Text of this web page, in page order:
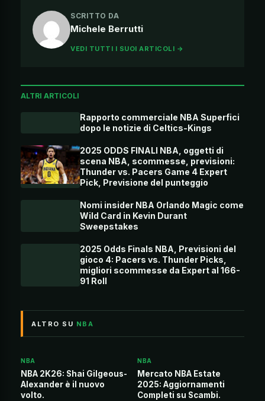
SCRITTO DA
Michele Berrutti
VEDI TUTTI I SUOI ARTICOLI →
ALTRI ARTICOLI
Rapporto commerciale NBA Superfici
dopo le notizie di Celtics-Kings
2025 ODDS FINALI NBA, oggetti di
scena NBA, scommesse, previsioni:
Thunder vs. Pacers Game 4 Expert
Pick, Previsione del punteggio
Nomi insider NBA Orlando Magic come
Wild Card in Kevin Durant
Sweepstakes
2025 Odds Finals NBA, Previsioni del
gioco 4: Pacers vs. Thunder Picks,
migliori scommesse da Expert al 166-
91 Roll
ALTRO SU NBA
NBA
NBA 2K26: Shai Gilgeous-
Alexander è il nuovo
volto.
NBA
Mercato NBA Estate
2025: Aggiornamenti
Completi su Scambi.